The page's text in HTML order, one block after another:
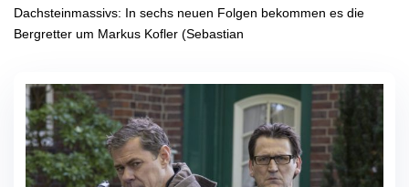
Dachsteinmassivs: In sechs neuen Folgen bekommen es die
Bergretter um Markus Kofler (Sebastian